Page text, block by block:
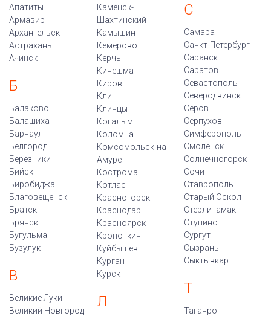
Апатиты
Армавир
Архангельск
Астрахань
Ачинск
Б
Балаково
Балашиха
Барнаул
Белгород
Березники
Бийск
Биробиджан
Благовещенск
Братск
Брянск
Бугульма
Бузулук
В
Великие Луки
Великий Новгород
Каменск-
Шахтинский
Камышин
Кемерово
Керчь
Кинешма
Киров
Клин
Клинцы
Когалым
Коломна
Комсомольск-на-
Амуре
Кострома
Котлас
Красногорск
Краснодар
Красноярск
Кропоткин
Куйбышев
Курган
Курск
Л
С
Самара
Санкт-Петербург
Саранск
Саратов
Севастополь
Северодвинск
Серов
Серпухов
Симферополь
Смоленск
Солнечногорск
Сочи
Ставрополь
Старый Оскол
Стерлитамак
Ступино
Сургут
Сызрань
Сыктывкар
Т
Таганрог